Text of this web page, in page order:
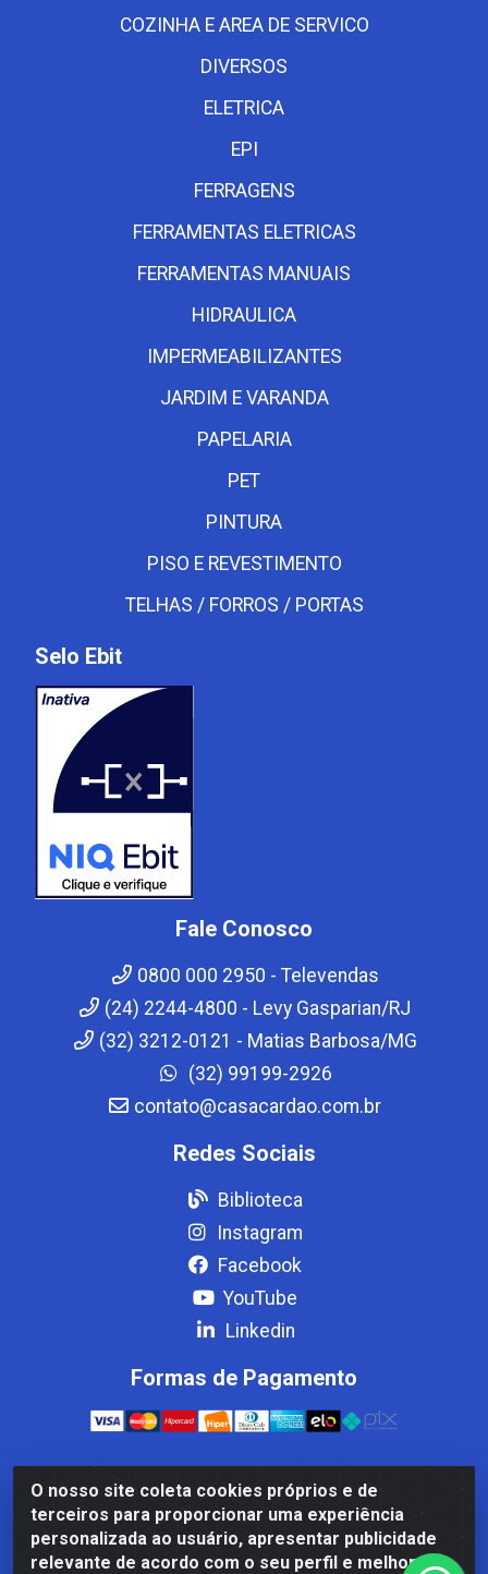
O nosso site coleta cookies próprios e de
terceiros para proporcionar uma experiência
personalizada ao usuário, apresentar publicidade
relevante de acordo com o seu perfil e melhorar a
COZINHA E AREA DE SERVICO
DIVERSOS
ELETRICA
EPI
FERRAGENS
FERRAMENTAS ELETRICAS
FERRAMENTAS MANUAIS
HIDRAULICA
IMPERMEABILIZANTES
JARDIM E VARANDA
PAPELARIA
PET
PINTURA
PISO E REVESTIMENTO
TELHAS / FORROS / PORTAS
Selo Ebit
Fale Conosco
0800 000 2950 - Televendas
(24) 2244-4800 - Levy Gasparian/RJ
(32) 3212-0121 - Matias Barbosa/MG
(32) 99199-2926
contato@casacardao.com.br
Redes Sociais
Biblioteca
Instagram
Facebook
YouTube
Linkedin
Formas de Pagamento
Casa Cardão LTDA - Av. Amaral Peixoto, 910 - Afonso
ArinosCom, Levy Gasparian/RJ - CEP 25.875-000 - CNPJ
32.287.542/0001-83